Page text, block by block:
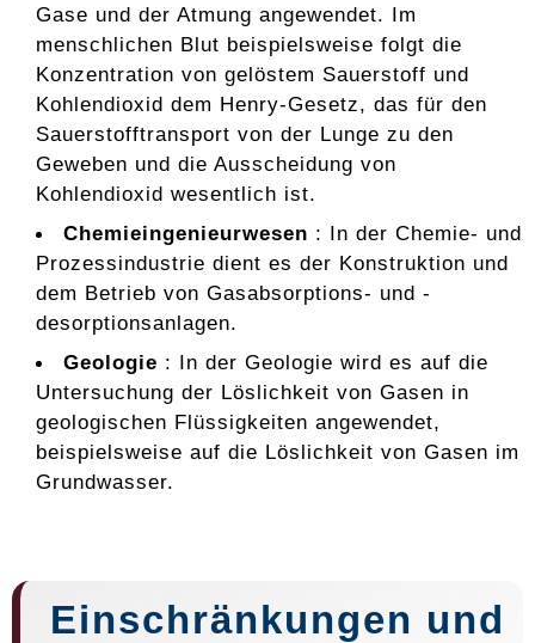
Gase und der Atmung angewendet. Im
menschlichen Blut beispielsweise folgt die
Konzentration von gelöstem Sauerstoff und
Kohlendioxid dem Henry-Gesetz, das für den
Sauerstofftransport von der Lunge zu den
Geweben und die Ausscheidung von
Kohlendioxid wesentlich ist.
Chemieingenieurwesen : In der Chemie- und
Prozessindustrie dient es der Konstruktion und
dem Betrieb von Gasabsorptions- und -
desorptionsanlagen.
Geologie : In der Geologie wird es auf die
Untersuchung der Löslichkeit von Gasen in
geologischen Flüssigkeiten angewendet,
beispielsweise auf die Löslichkeit von Gasen im
Grundwasser.
Einschränkungen und